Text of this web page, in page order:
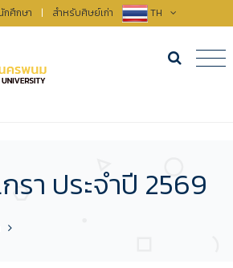
กศึกษา | สำหรับศิษย์เก่า TH
รา ประจำปี 2569